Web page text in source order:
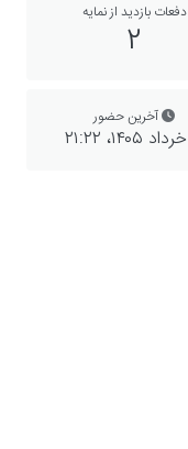
دفعات بازدید از نمایه
2
آخرین حضور